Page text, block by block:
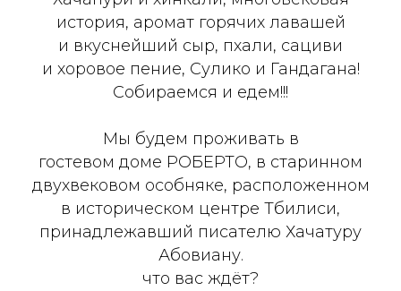
история, аромат горячих лавашей
и вкуснейший сыр, пхали, сациви
и хоровое пение, Сулико и Гандагана!
Собираемся и едем!!!
Мы будем проживать в
гостевом доме РОБЕРТО, в старинном
двухвековом особняке, расположенном
в историческом центре Тбилиси,
принадлежавший писателю Хачатуру
Абовиану.
что вас ждёт?